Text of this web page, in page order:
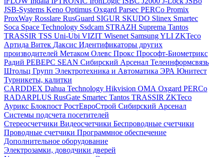
JSB-Systems Keno Optimus Oxgard Parsec PERCo Promix
ProxWay Rosslare RusGuard SIGUR SKUDO Slinex Smartec
Soca Space Technology Ssdcam STRAZH Suprema Tantos
TRASSIR TSS Uni-Ubi VIZIT Wisenet SamsungYLI ZKTeco
Артида Витек Даксис Идентификаторы других
производителей Метаком Олевс Прокс Прософт-Биометрикс
Радий РЕВЕРС SEAN Сибирский Арсенал Телеинформсвязь
Штольц Групп Электротехника и Автоматика ЭРА Юнитест
Турникеты, калитки
CARDDEX Dahua Technology Hikvision ОМА Oxgard PERCo
RADARPLUS RusGate Smartec Tantos TRASSIR ZKTeco
Аурикс Блокпост РостЕвроСтрой Сибирский Арсенал
Системы подсчета посетителей
Стереосчетчики Видеосчетчики Беспроводные счетчики
Проводные счетчики Программное обеспечение
Дополнительное оборудование
Электрозамки, доводчики дверей